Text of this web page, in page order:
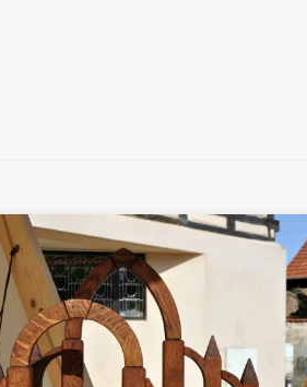
le plaisir cette année, pour les Journées
du Patrimoine de me rendre à
Asnapio dans le nord de la France pour un
autour de l’architecture entre L’âge du fer
Âge. Nous serons plusieurs à animer